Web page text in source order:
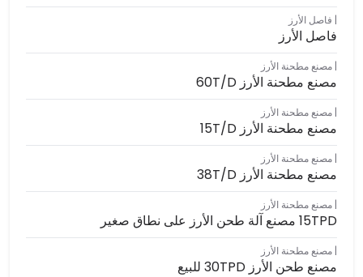
فاصل الأرز
فاصل الأرز
مصنع مطحنة الأرز
مصنع مطحنة الأرز 60T/D
مصنع مطحنة الأرز
مصنع مطحنة الأرز 15T/D
مصنع مطحنة الأرز
مصنع مطحنة الأرز 38T/D
مصنع مطحنة الأرز
15TPD مصنع آلة طحن الأرز على نطاق صغير
مصنع مطحنة الأرز
مصنع طحن الأرز 30TPD للبيع